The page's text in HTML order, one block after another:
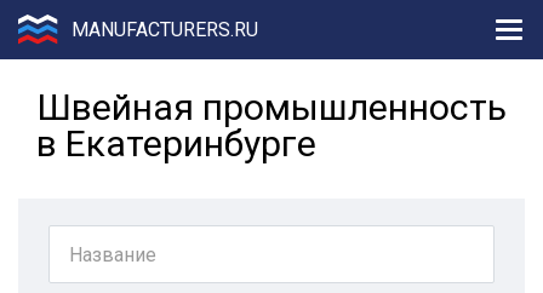
MANUFACTURERS.RU
Швейная промышленность
в Екатеринбурге